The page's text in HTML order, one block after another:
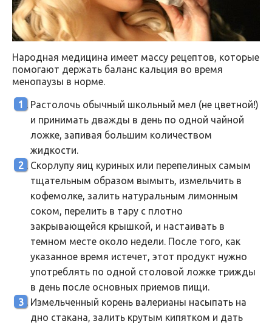
Народная медицина имеет массу рецептов, которые
помогают держать баланс кальция во время
менопаузы в норме.
Растолочь обычный школьный мел (не цветной!)
и принимать дважды в день по одной чайной
ложке, запивая большим количеством
жидкости.
Скорлупу яиц куриных или перепелиных самым
тщательным образом вымыть, измельчить в
кофемолке, залить натуральным лимонным
соком, перелить в тару с плотно
закрывающейся крышкой, и настаивать в
темном месте около недели. После того, как
указанное время истечет, этот продукт нужно
употреблять по одной столовой ложке трижды
в день после основных приемов пищи.
Измельченный корень валерианы насыпать на
дно стакана, залить крутым кипятком и дать